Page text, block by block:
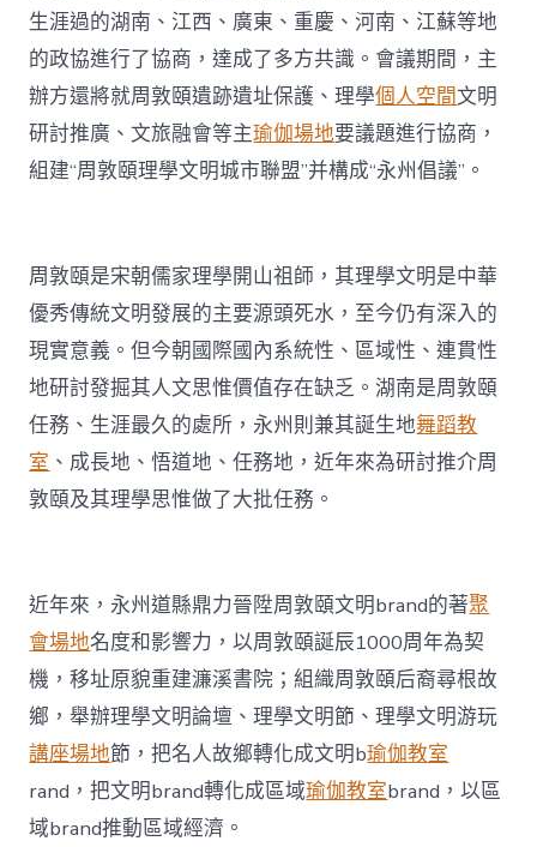
生涯過的湖南、江西、廣東、重慶、河南、江蘇等地
的政協進行了協商，達成了多方共識。會議期間，主
辦方還將就周敦頤遺跡遺址保護、理學個人空間文明
研討推廣、文旅融會等主瑜伽場地要議題進行協商，
組建“周敦頤理學文明城市聯盟”并構成“永州倡議”。
周敦頤是宋朝儒家理學開山祖師，其理學文明是中華
優秀傳統文明發展的主要源頭死水，至今仍有深入的
現實意義。但今朝國際國內系統性、區域性、連貫性
地研討發掘其人文思惟價值存在缺乏。湖南是周敦頤
任務、生涯最久的處所，永州則兼其誕生地舞蹈教
室 、成長地、悟道地、任務地，近年來為研討推介周
敦頤及其理學思惟做了大批任務。
近年來，永州道縣鼎力晉陞周敦頤文明brand的著聚
會場地名度和影響力，以周敦頤誕辰1000周年為契
機，移址原貌重建濂溪書院；組織周敦頤后裔尋根故
鄉，舉辦理學文明論壇、理學文明節、理學文明游玩
講座場地節，把名人故鄉轉化成文明b瑜伽教室
rand，把文明brand轉化成區域瑜伽教室brand，以區
域brand推動區域經濟。